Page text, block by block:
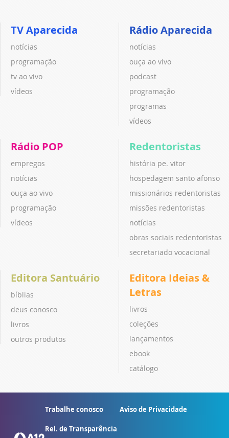
TV Aparecida
notícias
programação
tv ao vivo
vídeos
Rádio Aparecida
notícias
ouça ao vivo
podcast
programação
programas
vídeos
Rádio POP
empregos
notícias
ouça ao vivo
programação
vídeos
Redentoristas
história pe. vitor
hospedagem santo afonso
missionários redentoristas
missões redentoristas
notícias
obras sociais redentoristas
secretariado vocacional
Editora Santuário
bíblias
deus conosco
livros
outros produtos
Editora Ideias &
Letras
livros
coleções
lançamentos
ebook
catálogo
Trabalhe conosco Aviso de Privacidade
Rel. de Transparência